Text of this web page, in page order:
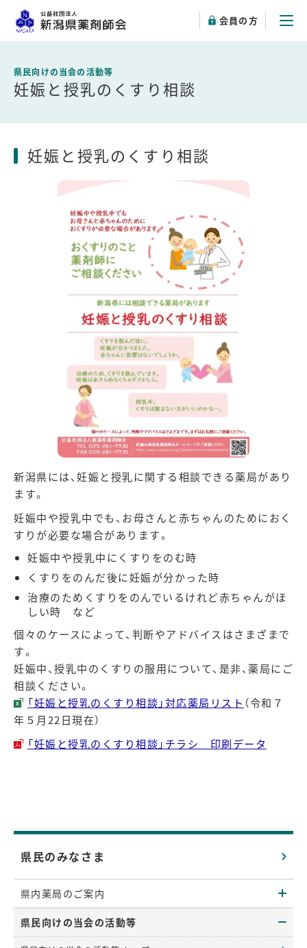
会員の方
妊娠と授乳のくすり相談
妊娠と授乳のくすり相談
新潟県には、妊娠と授乳に関する相談できる薬局があり
ます。
妊娠中や授乳中でも、お母さんと赤ちゃんのためにおく
すりが必要な場合があります。
妊娠中や授乳中にくすりをのむ時
くすりをのんだ後に妊娠が分かった時
治療のためくすりをのんでいるけれど赤ちゃんがほ
しい時 など
個々のケースによって、判断やアドバイスはさまざまで
す。
妊娠中、授乳中のくすりの服用について、是非、薬局にご
相談ください。
「妊娠と授乳のくすり相談」対応薬局リスト （令和７
年５月22日現在）
「妊娠と授乳のくすり相談」チラシ 印刷データ
県民のみなさま
県内薬局のご案内
県民向けの当会の活動等